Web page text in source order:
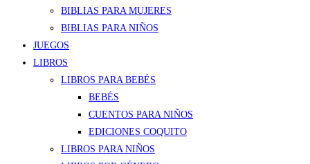
BIBLIAS PARA MUJERES
BIBLIAS PARA NIÑOS
JUEGOS
LIBROS
LIBROS PARA BEBÉS
BEBÉS
CUENTOS PARA NIÑOS
EDICIONES COQUITO
LIBROS PARA NIÑOS